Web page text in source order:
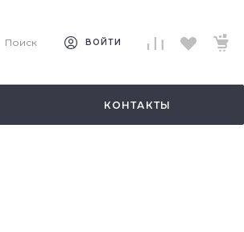
Поиск ВОЙТИ
КОНТАКТЫ